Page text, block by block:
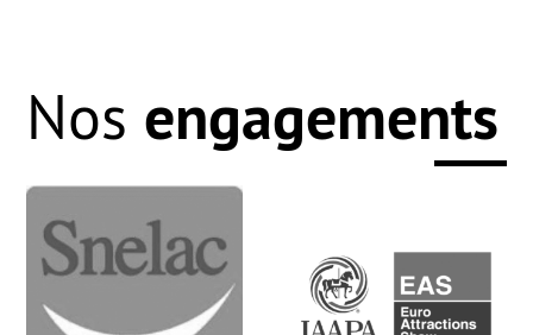
Nos engagements